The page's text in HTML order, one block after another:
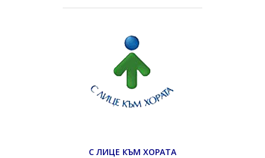
С ЛИЦЕ КЪМ ХОРАТА